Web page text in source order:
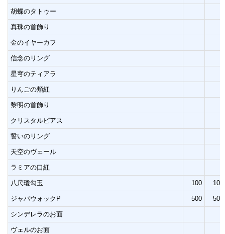
胡蝶のタトゥー
真珠の首飾り
金のイヤーカフ
信念のリング
星穹のティアラ
りんごの頬紅
黎明の首飾り
クリスタルピアス
誓いのリング
天空のヴェール
ラミアの口紅
八尺瓊勾玉 100 100
ジャバウォックP 500 500
シンデレラのお面
ヴェルのお面